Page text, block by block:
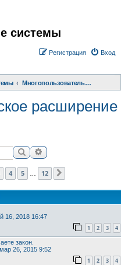
системы
Вход
Регистрация
Многопользовательское расширение АСТЕР
расширение
ПоискРасширенный поиск
из
4 5 12
16, 2018 16:47
1 2 3 4
закон.
26, 2015 9:52
1 2 3 4